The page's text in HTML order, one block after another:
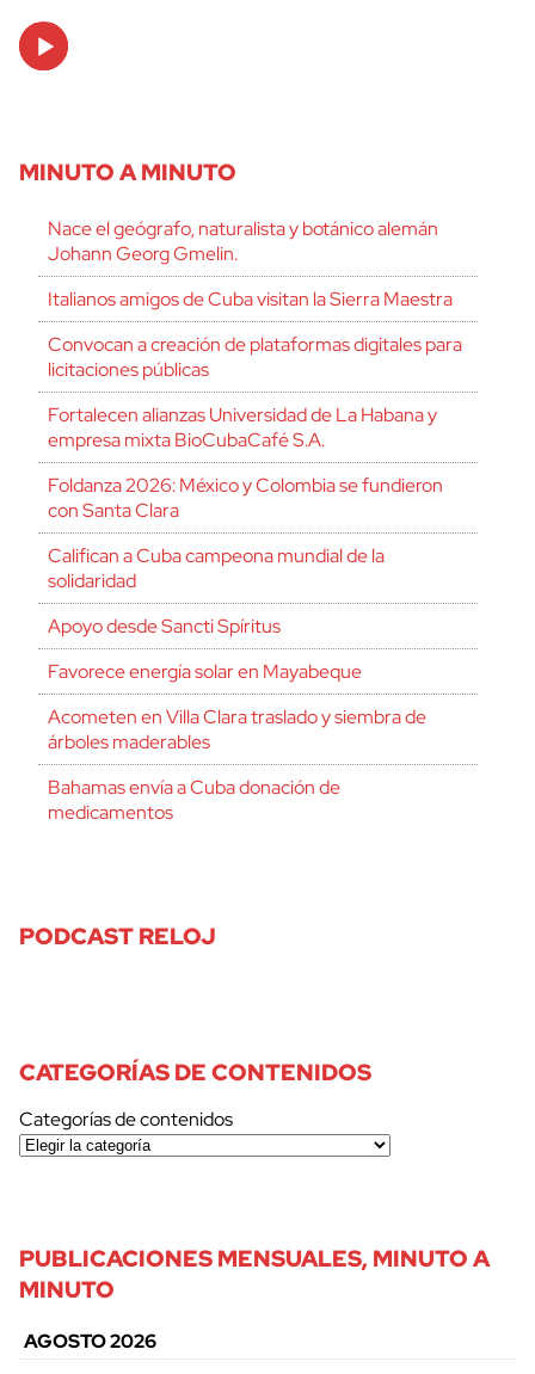
Audio
Player
MINUTO A MINUTO
Nace el geógrafo, naturalista y botánico alemán
Johann Georg Gmelin.
Italianos amigos de Cuba visitan la Sierra Maestra
Convocan a creación de plataformas digitales para
licitaciones públicas
Fortalecen alianzas Universidad de La Habana y
empresa mixta BioCubaCafé S.A.
Foldanza 2026: México y Colombia se fundieron
con Santa Clara
Califican a Cuba campeona mundial de la
solidaridad
Apoyo desde Sancti Spíritus
Favorece energía solar en Mayabeque
Acometen en Villa Clara traslado y siembra de
árboles maderables
Bahamas envía a Cuba donación de
medicamentos
PODCAST RELOJ
CATEGORÍAS DE CONTENIDOS
Categorías de contenidos
PUBLICACIONES MENSUALES, MINUTO A
MINUTO
AGOSTO 2026